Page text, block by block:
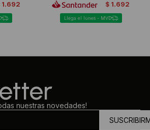
1.692 $ 1.692
Llega el lunes - MVD
nuestras novedades!